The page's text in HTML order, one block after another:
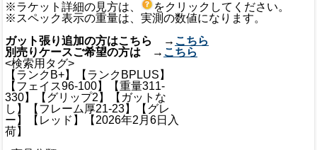
※ラケット詳細の見方は、
をクリックしてください。
※スペック表示の重量は、実測の数値になります。
ガット張り追加の方はこちら → こちら
別売りケースご希望の方は → こちら
<検索用タグ>
【ランクB+】【ランクBPLUS】
【フェイス96-100】【重量311-
330】【グリップ2】【ガットな
し】【フレーム厚21-23】【グレ
ー】【レッド】【2026年2月6日入
荷】